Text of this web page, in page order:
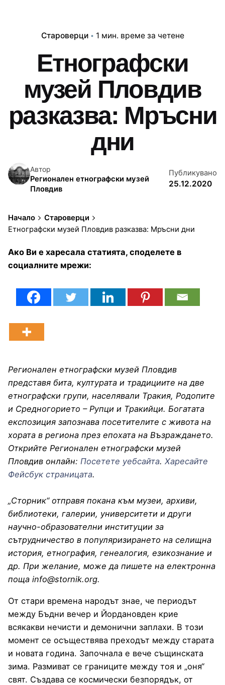
Староверци 1 мин. време за четене
Етнографски
музей Пловдив
разказва: Мръсни
дни
Автор
Регионален етнографски музей
Пловдив
Публикувано
25.12.2020
Начало
Староверци
Етнографски музей Пловдив разказва: Мръсни дни
Ако Ви е харесала статията, споделете в
социалните мрежи:
Регионален етнографски музей Пловдив
представя бита, културата и традициите на две
етнографски групи, населявали Тракия, Родопите
и Средногорието – Рупци и Тракийци. Богатата
експозиция запознава посетителите с живота на
хората в региона през епохата на Възраждането.
Открийте Регионален етнографски музей
Пловдив онлайн: Посетете уебсайта. Харесайте
Фейсбук страницата.
„Сторник“ отправя покана към музеи, архиви,
библиотеки, галерии, университети и други
научно-образователни институции за
сътрудничество в популяризирането на селищна
история, етнография, генеалогия, езикознание и
др. При желание, може да пишете на електронна
поща info@stornik.org.
От стари времена народът знае, че периодът
между Бъдни вечер и Йордановден крие
всякакви нечисти и демонични заплахи. В този
момент се осъществява преходът между старата
и новата година. Започнала е вече същинската
зима. Размиват се границите между тоя и „оня“
свят. Създава се космически безпорядък, от